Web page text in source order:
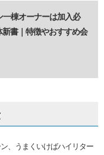
一棟オーナーは加入必
書｜特徴やおすすめ会
、うまくいけばハイリター